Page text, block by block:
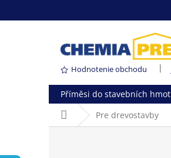
Hodnotenie obchodu
Příměsi do stavebních hmot
DomovPre drevostavby